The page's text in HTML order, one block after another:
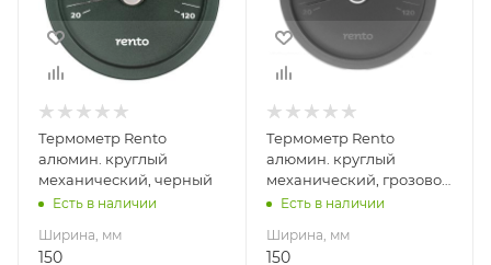
Высота, мм
150
Термометр Rento
алюмин. круглый
механический, черный
Есть в наличии
Ширина, мм
150
Высота, мм
150
Термометр Rento
алюмин. круглый
механический, грозовое
небо
Есть в наличии
Ширина, мм
150